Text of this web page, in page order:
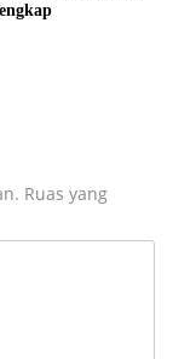
Ruas yang